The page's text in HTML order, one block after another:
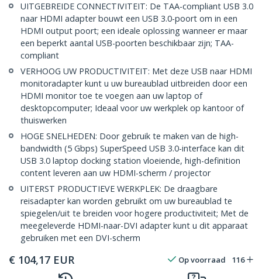
UITGEBREIDE CONNECTIVITEIT: De TAA-compliant USB 3.0
naar HDMI adapter bouwt een USB 3.0-poort om in een
HDMI output poort; een ideale oplossing wanneer er maar
een beperkt aantal USB-poorten beschikbaar zijn; TAA-
compliant
VERHOOG UW PRODUCTIVITEIT: Met deze USB naar HDMI
monitoradapter kunt u uw bureaublad uitbreiden door een
HDMI monitor toe te voegen aan uw laptop of
desktopcomputer; Ideaal voor uw werkplek op kantoor of
thuiswerken
HOGE SNELHEDEN: Door gebruik te maken van de high-
bandwidth (5 Gbps) SuperSpeed USB 3.0-interface kan dit
USB 3.0 laptop docking station vloeiende, high-definition
content leveren aan uw HDMI-scherm / projector
UITERST PRODUCTIEVE WERKPLEK: De draagbare
reisadapter kan worden gebruikt om uw bureaublad te
spiegelen/uit te breiden voor hogere productiviteit; Met de
meegeleverde HDMI-naar-DVI adapter kunt u dit apparaat
gebruiken met een DVI-scherm
€ 104,17 EUR Op voorraad 116